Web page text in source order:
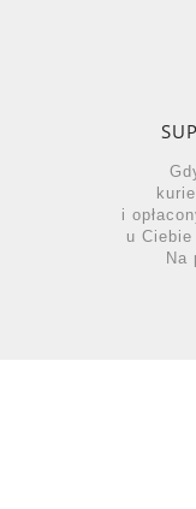
i
u Ciebie
Na